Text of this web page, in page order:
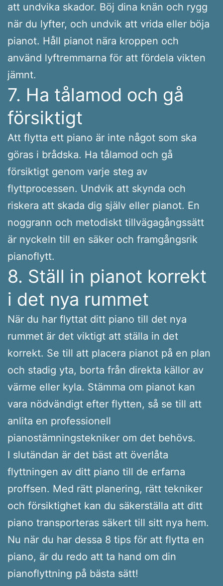
att undvika skador. Böj dina knän och rygg
när du lyfter, och undvik att vrida eller böja
pianot. Håll pianot nära kroppen och
använd lyftremmarna för att fördela vikten
jämnt.
7. Ha tålamod och gå
försiktigt
Att flytta ett piano är inte något som ska
göras i brådska. Ha tålamod och gå
försiktigt genom varje steg av
flyttprocessen. Undvik att skynda och
riskera att skada dig själv eller pianot. En
noggrann och metodiskt tillvägagångssätt
är nyckeln till en säker och framgångsrik
pianoflytt.
8. Ställ in pianot korrekt
i det nya rummet
När du har flyttat ditt piano till det nya
rummet är det viktigt att ställa in det
korrekt. Se till att placera pianot på en plan
och stadig yta, borta från direkta källor av
värme eller kyla. Stämma om pianot kan
vara nödvändigt efter flytten, så se till att
anlita en professionell
pianostämningstekniker om det behövs.
I slutändan är det bäst att överlåta
flyttningen av ditt piano till de erfarna
proffsen. Med rätt planering, rätt tekniker
och försiktighet kan du säkerställa att ditt
piano transporteras säkert till sitt nya hem.
Nu när du har dessa 8 tips för att flytta en
piano, är du redo att ta hand om din
pianoflyttning på bästa sätt!